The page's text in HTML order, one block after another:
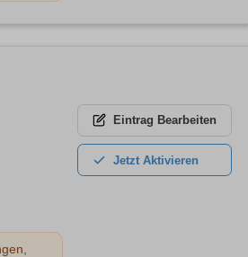
Eintrag Bearbeiten
Jetzt Aktivieren